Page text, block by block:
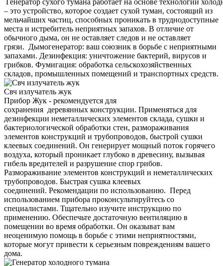
– это устройство, которое создает сухой туман, состоящий из
мельчайших частиц, способных проникать в труднодоступные
места и истребитель неприятных запахов. В отличие от
обычного дыма, он не оставляет следов и не оставляет
грязи. Дымогенератор: ваш союзник в борьбе с неприятными
запахами. Дезинфекция: уничтожение бактерий, вирусов и
грибков. Фумигация: обработка сельскохозяйственных
складов, промышленных помещений и транспортных средств.
Свч излучатель жук
Прибор Жук - рекомендуется для
сохранения деревянных конструкции. Применяться для
дезинфекции неметаллических элементов склада, сушки и
бактериологической обработки стен, размораживания
элементов конструкций и трубопроводов, быстрой сушки
клеевых соединений. Он генерирует мощный поток горячего
воздуха, который проникает глубоко в древесину, вызывая
гибель вредителей и разрушение спор грибов.
Размораживание элементов конструкций и неметаллических
трубопроводов. Быстрая сушка клеевых
соединений. Рекомендации по использованию. Перед
использованием прибора проконсультируйтесь со
специалистами. Тщательно изучите инструкцию по
применению. Обеспечьте достаточную вентиляцию в
помещении во время обработки. Он оказыват вам
неоценимую помощь в борьбе с этими неприятностями,
которые могут привести к серьезным повреждениям вашего
дома.